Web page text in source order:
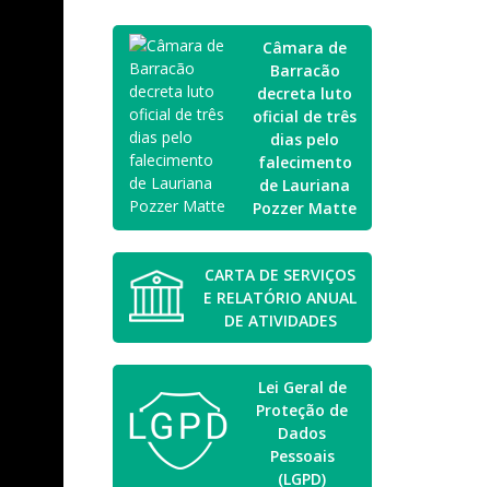
Câmara de
Barracão
decreta luto
oficial de três
dias pelo
falecimento
de Lauriana
Pozzer Matte
CARTA DE SERVIÇOS
E RELATÓRIO ANUAL
DE ATIVIDADES
Lei Geral de
Proteção de
Dados
Pessoais
(LGPD)